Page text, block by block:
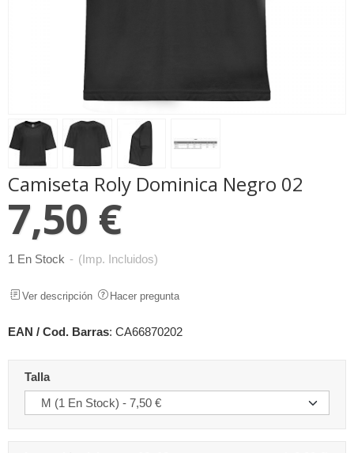
Camiseta Roly Dominica Negro 02
7,50 €
1 En Stock - (Imp. Incluidos)
Ver descripción Hacer pregunta
EAN / Cod. Barras: CA66870202
Talla